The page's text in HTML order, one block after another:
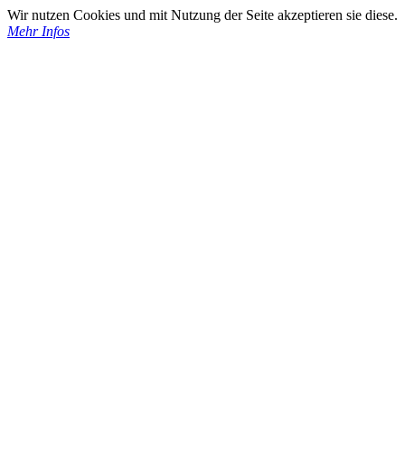
Wir nutzen Cookies und mit Nutzung der Seite akzeptieren sie diese.
Mehr Infos